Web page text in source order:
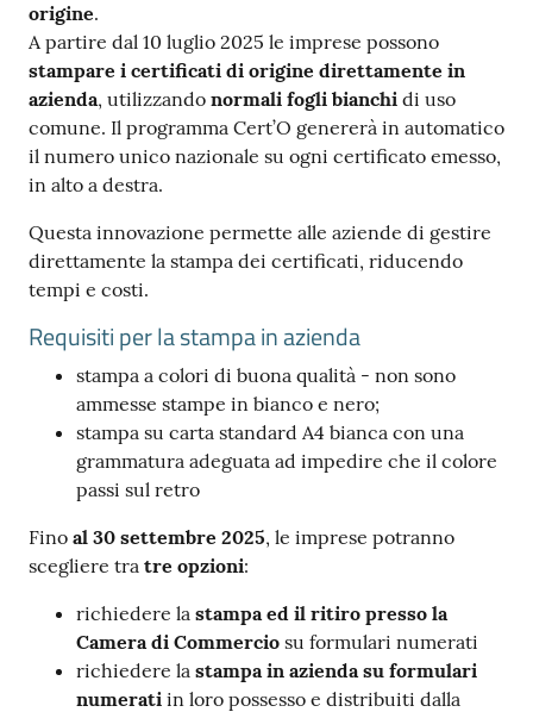
L'Impresa
Digitale
Ac
ce
di
Seguici
origine.
A partire dal 10 luglio 2025 le imprese possono
stampare i certificati di origine direttamente in
azienda, utilizzando normali fogli bianchi di uso
comune. Il programma Cert’O genererà in automatico
il numero unico nazionale su ogni certificato emesso,
in alto a destra.
Questa innovazione permette alle aziende di gestire
direttamente la stampa dei certificati, riducendo
tempi e costi.
Requisiti per la stampa in azienda
stampa a colori di buona qualità - non sono
ammesse stampe in bianco e nero;
stampa su carta standard A4 bianca con una
grammatura adeguata ad impedire che il colore
passi sul retro
Fino al 30 settembre 2025, le imprese potranno
scegliere tra tre opzioni:
richiedere la stampa ed il ritiro presso la
Camera di Commercio su formulari numerati
richiedere la stampa in azienda su formulari
numerati in loro possesso e distribuiti dalla